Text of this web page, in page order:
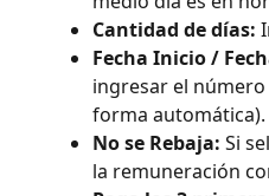
Cantidad de días:
Fecha Inicio /
ingresar el número
forma automática).
No se Rebaja: Si
la remuneración